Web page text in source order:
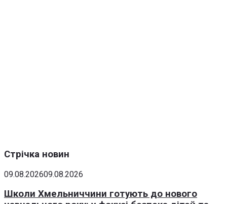
Стрічка новин
09.08.202609.08.2026
Школи Хмельниччини готують до нового